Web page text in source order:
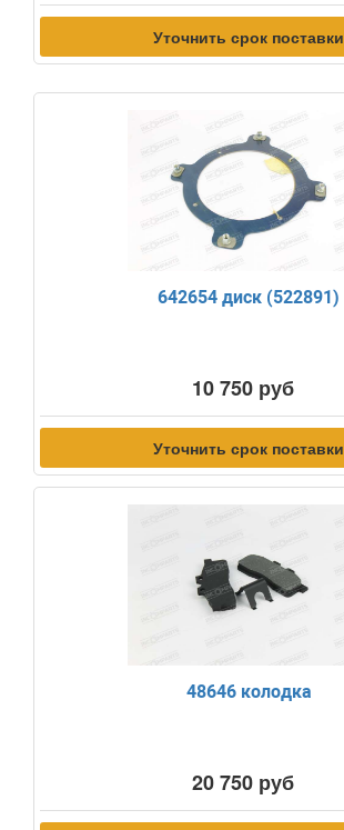
Уточнить срок поставки
642654 диск (522891)
10 750 руб
Уточнить срок поставки
48646 колодка
20 750 руб